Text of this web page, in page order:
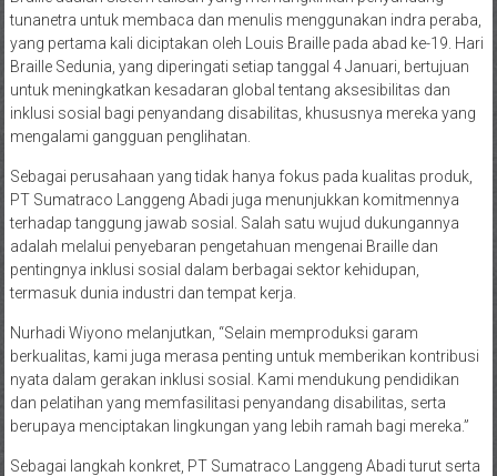
tunanetra untuk membaca dan menulis menggunakan indra peraba,
yang pertama kali diciptakan oleh Louis Braille pada abad ke-19. Hari
Braille Sedunia, yang diperingati setiap tanggal 4 Januari, bertujuan
untuk meningkatkan kesadaran global tentang aksesibilitas dan
inklusi sosial bagi penyandang disabilitas, khususnya mereka yang
mengalami gangguan penglihatan.
Sebagai perusahaan yang tidak hanya fokus pada kualitas produk,
PT Sumatraco Langgeng Abadi juga menunjukkan komitmennya
terhadap tanggung jawab sosial. Salah satu wujud dukungannya
adalah melalui penyebaran pengetahuan mengenai Braille dan
pentingnya inklusi sosial dalam berbagai sektor kehidupan,
termasuk dunia industri dan tempat kerja.
Nurhadi Wiyono melanjutkan, “Selain memproduksi garam
berkualitas, kami juga merasa penting untuk memberikan kontribusi
nyata dalam gerakan inklusi sosial. Kami mendukung pendidikan
dan pelatihan yang memfasilitasi penyandang disabilitas, serta
berupaya menciptakan lingkungan yang lebih ramah bagi mereka.”
Sebagai langkah konkret, PT Sumatraco Langgeng Abadi turut serta